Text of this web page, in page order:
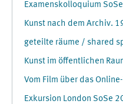
Examenskolloquium
Kunst nach dem Archiv.
geteilte räume / shared
Kunst im öffentlichen
Vom Film über das
Exkursion London SoSe